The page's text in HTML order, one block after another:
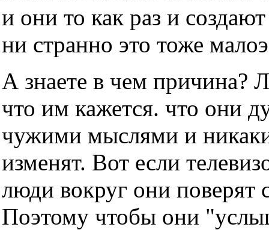
и они то как раз и
ни странно это тоже
А знаете в чем причина?
что им кажется. что они
чужими мыслями и
изменят. Вот если
люди вокруг они поверят
Поэтому чтобы они